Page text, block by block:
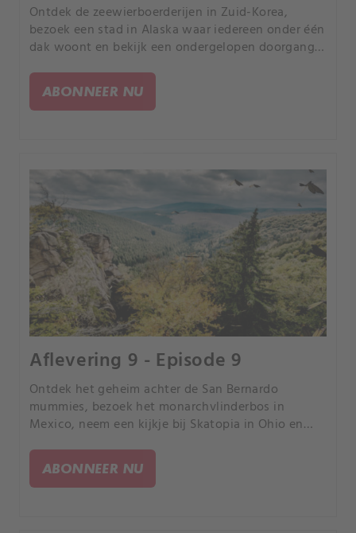
Ontdek de zeewierboerderijen in Zuid-Korea,
bezoek een stad in Alaska waar iedereen onder één
dak woont en bekijk een ondergelopen doorgang
ABONNEER NU
Aflevering 9 - Episode 9
Ontdek het geheim achter de San Bernardo
mummies, bezoek het monarchvlinderbos in
Mexico, neem een kijkje bij Skatopia in Ohio en
ABONNEER NU